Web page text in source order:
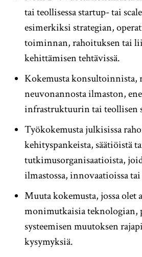
tai teollisessa startup- tai
esimerkiksi strategian,
toiminnan, rahoituksen tai
kehittämisen tehtävissä.
Kokemusta konsultoinnista,
neuvonannosta ilmaston,
infrastruktuurin tai teollisen
Työkokemusta julkisissa
kehityspankeista, säätiöistä
tutkimusorganisaatioista,
ilmastossa, innovaatioissa
Muuta kokemusta, jossa olet
monimutkaisia teknologian,
systeemisen muutoksen
kysymyksiä.